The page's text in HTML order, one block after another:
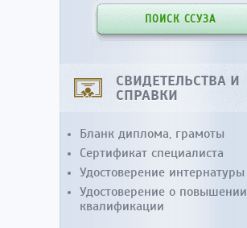
ПОИСК ССУЗА
СВИДЕТЕЛЬСТВА И
СПРАВКИ
Бланк диплома, грамоты
Сертификат специалиста
Удостоверение интернатуры
Удостоверение о повышении
квалификации